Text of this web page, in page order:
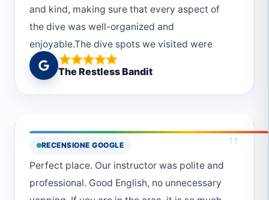
and kind, making sure that every aspect of
the dive was well-organized and
enjoyable.The dive spots we visited were
nothing short of amazing. The underwater
scenery was breathtaking, and we were
fortunate to see a diverse range of marine life.
in no small part to the expertise and guidance
of the crew.The professionalism of the team
stood out the most to me. They were attentive
to every detail, ensuring that all divers felt
The Restless Bandit
RECENSIONE GOOGLE "
Perfect place. Our instructor was polite and
professional. Good English, no unnecessary